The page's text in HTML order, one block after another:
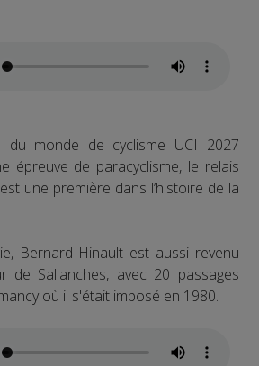
du monde de cyclisme UCI 2027
épreuve de paracyclisme, le relais
une première dans l’histoire de la
Bernard Hinault est aussi revenu
de Sallanches, avec 20 passages
où il s'était imposé en 1980.